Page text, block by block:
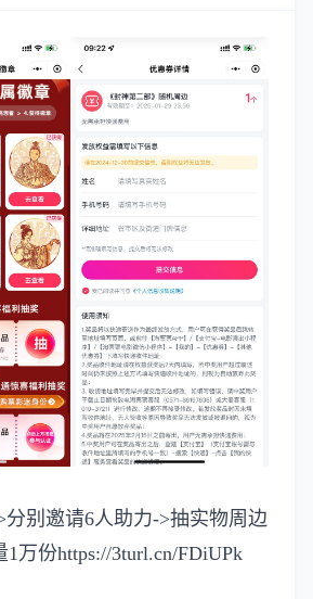
别邀请6人助力->抽实物周边
万份https://3turl.cn/FDiUPk